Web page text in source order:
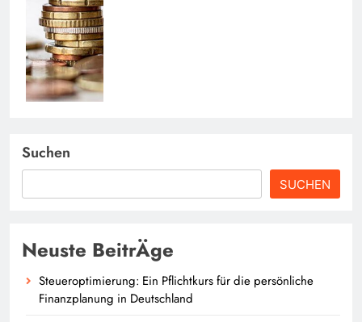
Suchen
SUCHEN
Neuste BeitrÄge
Steueroptimierung: Ein Pflichtkurs für die persönliche
Finanzplanung in Deutschland